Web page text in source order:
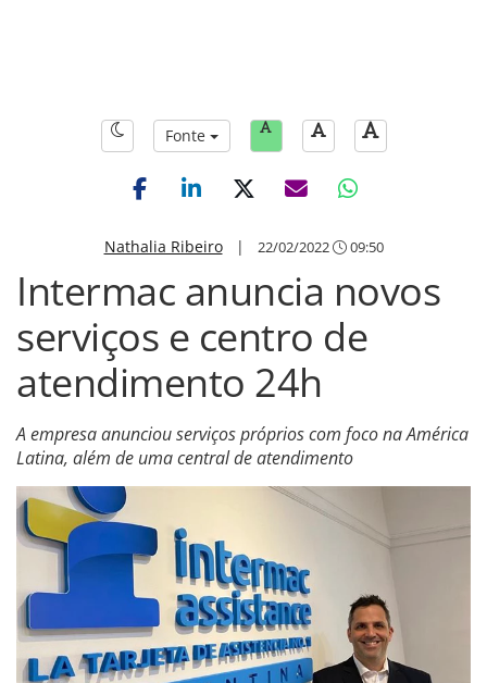
Fonte
Nathalia Ribeiro| 22/02/2022 09:50
Intermac anuncia novos
serviços e centro de
atendimento 24h
A empresa anunciou serviços próprios com foco na América
Latina, além de uma central de atendimento